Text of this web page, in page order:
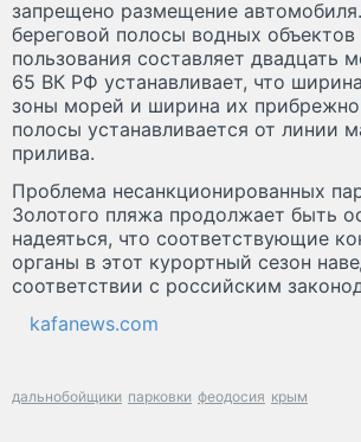
запрещено размещение
береговой полосы водных
пользования составляет двадцать
65 ВК РФ устанавливает, что
зоны морей и ширина их
полосы устанавливается от линии
прилива.
Проблема несанкционированных
Золотого пляжа продолжает быть
надеяться, что соответствующие
органы в этот курортный сезон
соответствии с российским
kafanews.com
дальнобойщики парковки феодосия крым